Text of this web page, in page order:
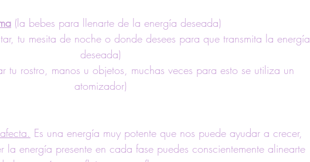
(la bebes para llenarte de la energía deseada)
tu mesita de noche o donde desees para que transmita la energía
deseada)
tu rostro, manos u objetos, muchas veces para esto se utiliza un
atomizador)
Es una energía muy potente que nos puede ayudar a crecer,
energía presente en cada fase puedes conscientemente alinearte